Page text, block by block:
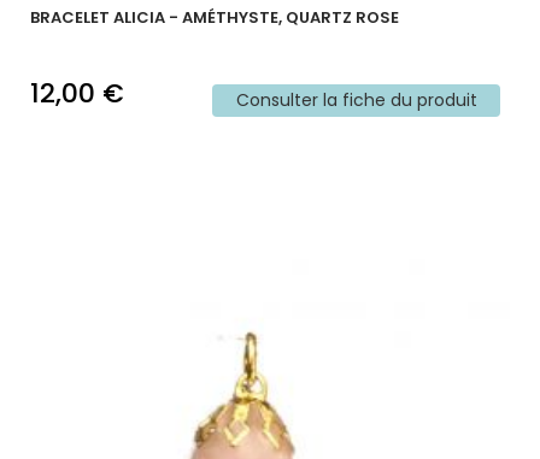
BRACELET ALICIA - AMÉTHYSTE, QUARTZ ROSE
12,00 € Consulter la fiche du produit